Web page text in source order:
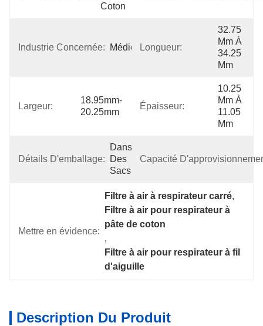
Coton
Industrie Concernée: MédicalLongueur:
32.75
Mm À
34.25
Mm
Largeur:
18.95mm-
20.25mm
Épaisseur:
10.25
Mm À
11.05
Mm
Détails D'emballage:
Dans
Des
Sacs
Capacité
Mettre en évidence:
Filtre à air à respirateur carré,
Filtre à air pour respirateur à
pâte de coton
,
Filtre à air pour respirateur à fil
d'aiguille
Description Du Produit